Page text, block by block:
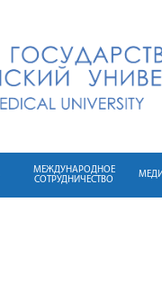
МЕЖДУНАРОДНОЕ
СОТРУДНИЧЕСТВО